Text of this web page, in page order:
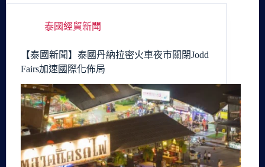
泰國經貿新聞
【泰國新聞】泰國丹納拉密火車夜市關閉Jodd
Fairs加速國際化佈局